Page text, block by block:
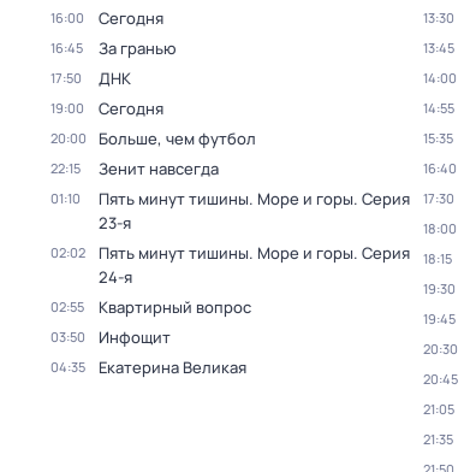
16:00 Сегодня
16:45 За гранью
17:50 ДНК
19:00 Сегодня
20:00 Больше, чем футбол
22:15 Зенит навсегда
01:10 Пять минут тишины. Море и горы. Серия
23-я
02:02 Пять минут тишины. Море и горы. Серия
24-я
02:55 Квартирный вопрос
03:50 Инфощит
04:35 Екатерина Великая
13:30
13:45
14:00
14:55
15:35
16:40
17:30
18:00
18:15
19:30
19:45
20:30
20:45
21:05
21:35